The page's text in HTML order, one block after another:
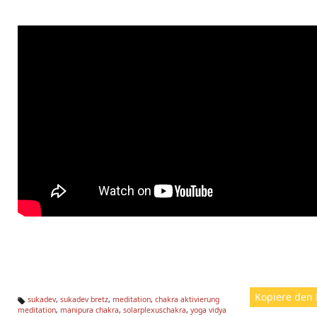
Kopiere den
Ta
sukadev, sukadev bretz, meditation, chakra aktivierung
meditation, manipura chakra, solarplexuschakra, yoga vidya